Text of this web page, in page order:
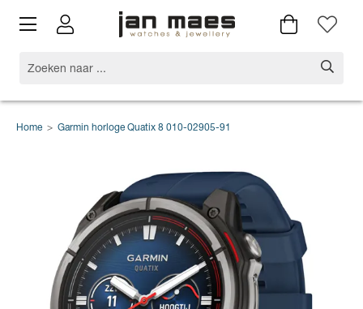
Home > Garmin horloge Quatix 8 010-02905-91